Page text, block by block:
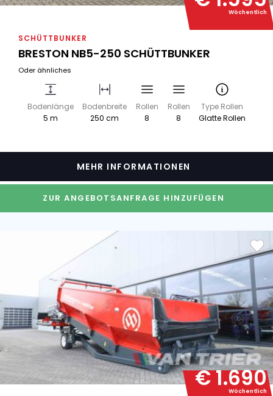
Wöchentlich
SCHÜTTBUNKER
BRESTON NB5-250 SCHÜTTBUNKER
Oder ähnliches
Bodenlänge
5 m
Bodenbreite
250 cm
Rollen
8
Rollen
8
Type Rollen
Glatte Rollen
MEHR INFORMATIONEN
ZUR ANGEBOTSANFRAGE HINZUFÜGEN
€ 1.690
Wöchentlich